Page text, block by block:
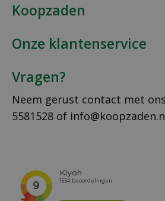
Koopzaden
Onze klantenservice
Vragen?
Neem gerust contact met
5581528 of